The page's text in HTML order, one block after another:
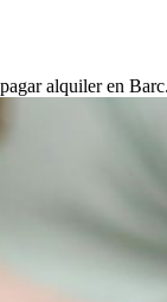
alquiler en